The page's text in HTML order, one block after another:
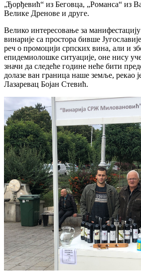
„Ђорђевић“ из Беговца, „Романса“ из
Велике Дренове и друге.
Велико интересовање за
винарије са простора бивше
реч о промоцији српских вина, али и
епидемиолошке ситуације, оне нису
значи да следеће године неће бити
долазе ван граница наше земље, рекао
Лазаревац Бојан Стевић.